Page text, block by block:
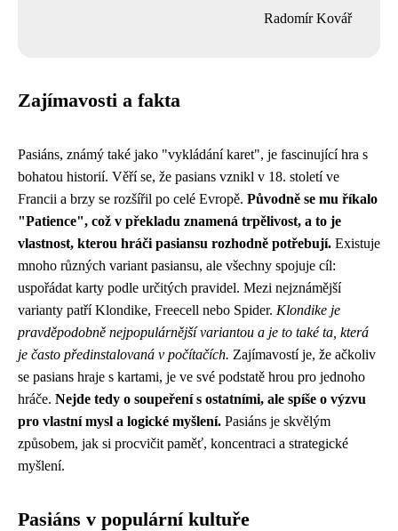
Radomír Kovář
Zajímavosti a fakta
Pasiáns, známý také jako "vykládání karet", je fascinující hra s
bohatou historií. Věří se, že pasians vznikl v 18. století ve
Francii a brzy se rozšířil po celé Evropě. Původně se mu říkalo
"Patience", což v překladu znamená trpělivost, a to je
vlastnost, kterou hráči pasiansu rozhodně potřebují. Existuje
mnoho různých variant pasiansu, ale všechny spojuje cíl:
uspořádat karty podle určitých pravidel. Mezi nejznámější
varianty patří Klondike, Freecell nebo Spider. Klondike je
pravděpodobně nejpopulárnější variantou a je to také ta, která
je často předinstalovaná v počítačích. Zajímavostí je, že ačkoliv
se pasians hraje s kartami, je ve své podstatě hrou pro jednoho
hráče. Nejde tedy o soupeření s ostatními, ale spíše o výzvu
pro vlastní mysl a logické myšlení. Pasiáns je skvělým
způsobem, jak si procvičit paměť, koncentraci a strategické
myšlení.
Pasiáns v populární kultuře